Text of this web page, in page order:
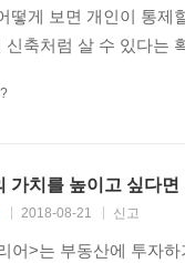
있다. 이때 집이 그
의 색상과 패턴을 선
보고 바닥 크기 실측
진다던가, 거실의 마
가 하는 문제가 왜 일
이 입지와 타이밍을
떻게 보면 개인이 통
신축처럼 살 수 있다는
가치를 높이고 싶다면
2018-08-21 신고
어>는 부동산에 투자